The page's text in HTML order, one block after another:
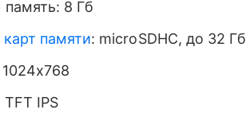
память: 8 Гб
карт памяти: microSDHC, до 32 Гб
IPS